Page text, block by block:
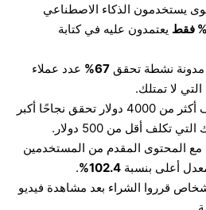
يستخدمون الذكاء الاصطناعي
فقط يعتمدون عليه في كتابة
مدونة نشطة تحقق 67%
عدد عملاء
لا تمتلك.
المنشورات التي تكلف أكثر من 4000 دولار تحقق نجاحًا أكبر
تكلف أقل من 500 دولار.
مع المحتوى المقدم من المستخدمين
أعلى بنسبة 102.4%
.
قرروا الشراء بعد مشاهدة فيديو